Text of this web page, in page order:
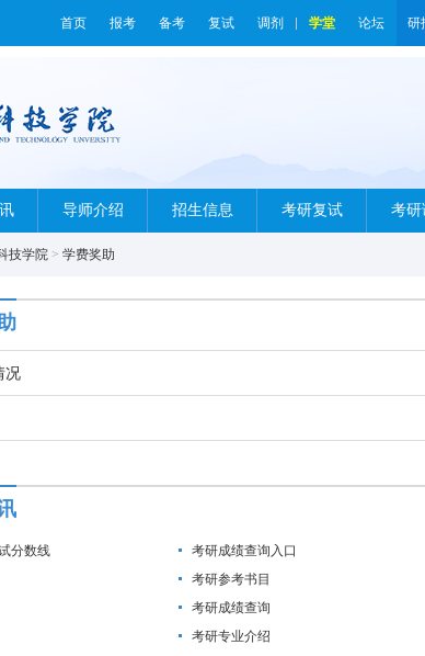
首页 报考 备考 复试 调剂 学堂 论坛 研
导师介绍 招生信息 考研复试 考研
技学院 > 学费奖助
况
分数线
考研成绩查询入口
考研参考书目
考研成绩查询
考研专业介绍